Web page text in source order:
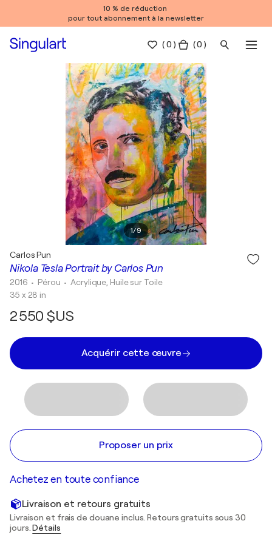
10 % de réduction
pour tout abonnement à la newsletter
(0 ) ( 0 )
1/9
Nikola Tesla Portrait by Carlos Pun
Carlos Pun
2016 • Pérou •Acrylique, Huile sur Toile
35 x 28 in
2 550 $US
Acquérir cette œuvre
Proposer un prix
Achetez en toute confiance
Livraison et retours gratuits
Livraison et frais de douane inclus. Retours gratuits sous 30
jours.Détails